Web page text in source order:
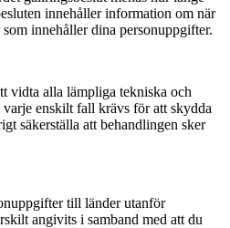
innehåller information om när
innehåller dina personuppgifter.
vidta alla lämpliga tekniska och
enskilt fall krävs för att skydda
säkerställa att behandlingen sker
till länder utanför
angivits i samband med att du